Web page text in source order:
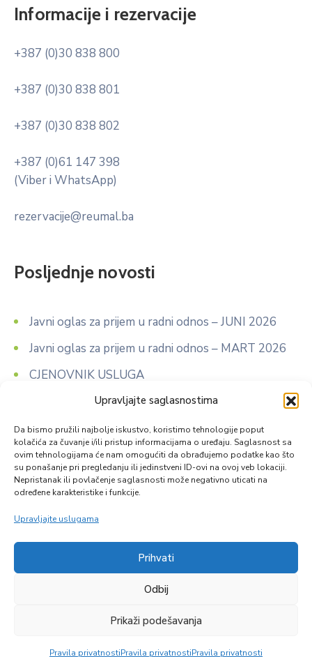
Upravljajte saglasnostima
Da bismo pružili najbolje iskustvo, koristimo tehnologije poput
kolačića za čuvanje i/ili pristup informacijama o uređaju. Saglasnost sa
ovim tehnologijama će nam omogućiti da obrađujemo podatke kao što
su ponašanje pri pregledanju ili jedinstveni ID-ovi na ovoj veb lokaciji.
Nepristanak ili povlačenje saglasnosti može negativno uticati na
određene karakteristike i funkcije.
Upravljajte uslugama
Prihvati
Odbij
Prikaži podešavanja
Pravila privatnostiPravila privatnostiPravila privatnosti
Informacije i rezervacije
+387 (0)30 838 800
+387 (0)30 838 801
+387 (0)30 838 802
+387 (0)61 147 398
(Viber i WhatsApp)
rezervacije@reumal.ba
Posljednje novosti
Javni oglas za prijem u radni odnos – JUNI 2026
Javni oglas za prijem u radni odnos – MART 2026
CJENOVNIK USLUGA
J A V N I O G L A S za prijem u radni odnos
K O N K U R S za izbor i prijem kandidata na
specijalizaciju
Zapratite nas